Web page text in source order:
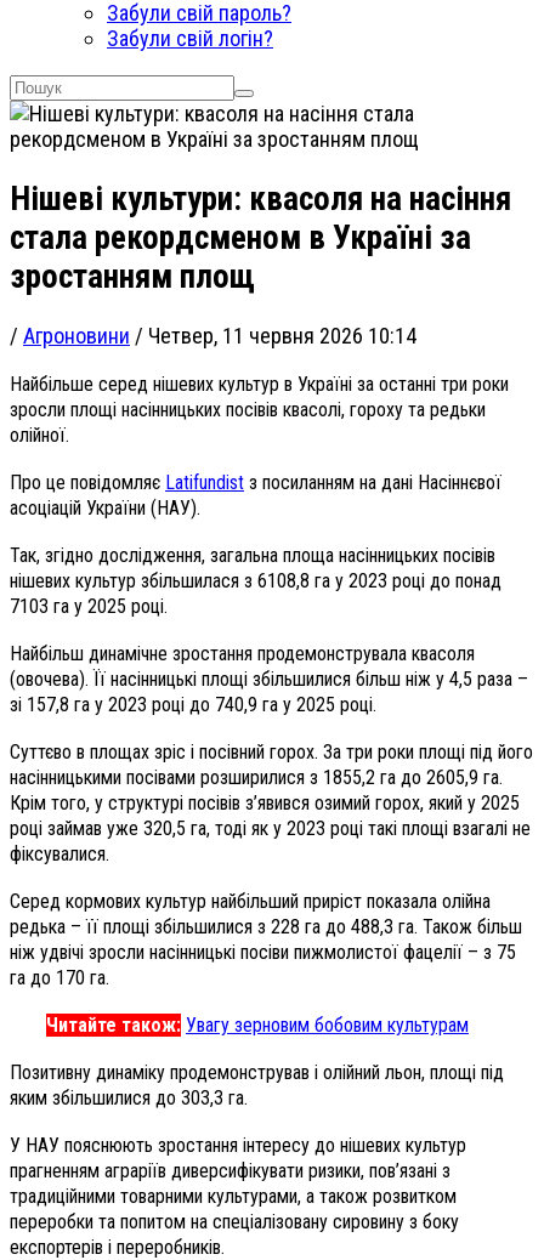
Забули свій пароль?
Забули свій логін?
Нішеві культури: квасоля на насіння
стала рекордсменом в Україні за
зростанням площ
/ Агроновини / Четвер, 11 червня 2026 10:14
Найбільше серед нішевих культур в Україні за останні три роки
зросли площі насінницьких посівів квасолі, гороху та редьки
олійної.
Про це повідомляє Latifundist з посиланням на дані Насіннєвої
асоціацій України (НАУ).
Так, згідно дослідження, загальна площа насінницьких посівів
нішевих культур збільшилася з 6108,8 га у 2023 році до понад
7103 га у 2025 році.
Найбільш динамічне зростання продемонструвала квасоля
(овочева). Її насінницькі площі збільшилися більш ніж у 4,5 раза –
зі 157,8 га у 2023 році до 740,9 га у 2025 році.
Суттєво в площах зріс і посівний горох. За три роки площі під його
насінницькими посівами розширилися з 1855,2 га до 2605,9 га.
Крім того, у структурі посівів з’явився озимий горох, який у 2025
році займав уже 320,5 га, тоді як у 2023 році такі площі взагалі не
фіксувалися.
Серед кормових культур найбільший приріст показала олійна
редька – її площі збільшилися з 228 га до 488,3 га. Також більш
ніж удвічі зросли насінницькі посіви пижмолистої фацелії – з 75
га до 170 га.
Читайте також: Увагу зерновим бобовим культурам
Позитивну динаміку продемонстрував і олійний льон, площі під
яким збільшилися до 303,3 га.
У НАУ пояснюють зростання інтересу до нішевих культур
прагненням аграріїв диверсифікувати ризики, пов’язані з
традиційними товарними культурами, а також розвитком
переробки та попитом на спеціалізовану сировину з боку
експортерів і переробників.